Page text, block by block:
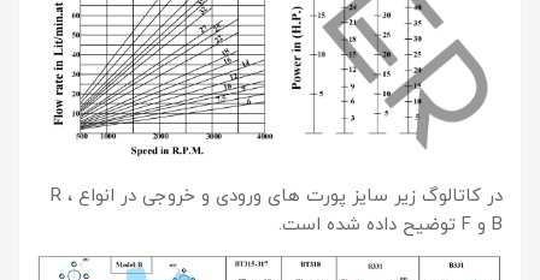
در کاتالوگ زیر سایز پورت های ورودی و خروجی در انواع R ،
B و F توضیح داده شده است.